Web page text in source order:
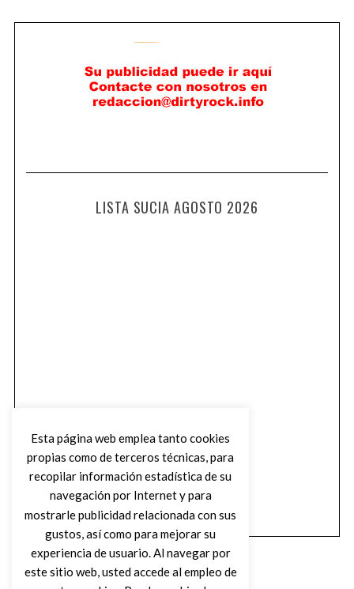
LISTA SUCIA AGOSTO 2026
Esta página web emplea tanto cookies
propias como de terceros técnicas, para
recopilar información estadística de su
navegación por Internet y para
mostrarle publicidad relacionada con sus
gustos, así como para mejorar su
experiencia de usuario. Al navegar por
este sitio web, usted accede al empleo de